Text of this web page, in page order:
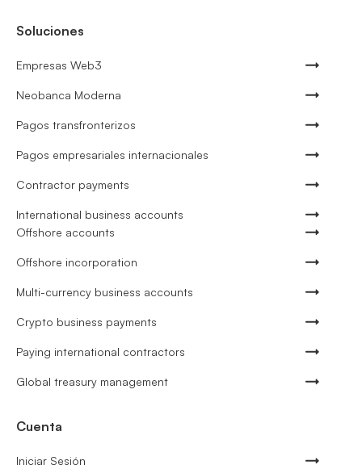
Soluciones
Empresas Web3
Neobanca Moderna
Pagos transfronterizos
Pagos empresariales internacionales
Contractor payments
International business accounts
Offshore accounts
Offshore incorporation
Multi-currency business accounts
Crypto business payments
Paying international contractors
Global treasury management
Cuenta
Iniciar Sesión